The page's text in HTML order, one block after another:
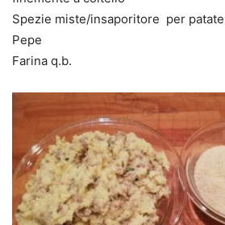
Spezie miste/insaporitore per
Pepe
Farina q.b.